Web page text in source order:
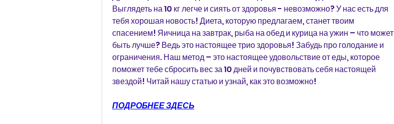
Выглядеть на 10 кг легче и сиять от здоровья - невозможно? У нас есть для
тебя хорошая новость! Диета, которую предлагаем, станет твоим
спасением! Яичница на завтрак, рыба на обед и курица на ужин – что может
быть лучше? Ведь это настоящее трио здоровья! Забудь про голодание и
ограничения. Наш метод – это настоящее удовольствие от еды, которое
поможет тебе сбросить вес за 10 дней и почувствовать себя настоящей
звездой! Читай нашу статью и узнай, как это возможно!
ПОДРОБНЕЕ ЗДЕСЬ